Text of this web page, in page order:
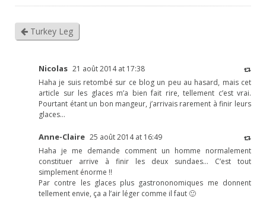
Turkey Leg
Nicolas 21 août 2014 at 17:38
Haha je suis retombé sur ce blog un peu au hasard, mais cet
article sur les glaces m’a bien fait rire, tellement c’est vrai.
Pourtant étant un bon mangeur, j’arrivais rarement à finir leurs
glaces…
Anne-Claire 25 août 2014 at 16:49
Haha je me demande comment un homme normalement
constituer arrive à finir les deux sundaes… C’est tout
simplement énorme !!
Par contre les glaces plus gastrononomiques me donnent
tellement envie, ça a l’air léger comme il faut 🙂